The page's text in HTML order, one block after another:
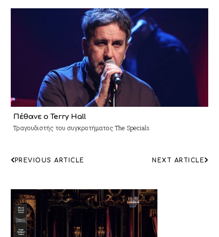
Πέθανε ο Terry Hall
Τραγουδιστής του συγκροτήματος The Specials
ΠΛΟΗΓΗΣΗ
NEXT ARTICLE
PREVIOUS ARTICLE